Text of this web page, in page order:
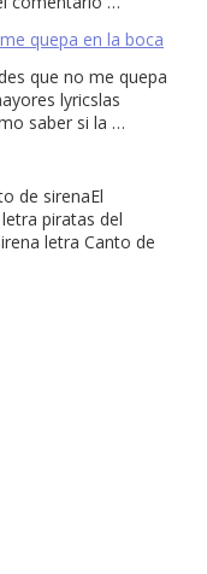
quepa en la boca
que no me quepa
lyricslas
saber si la …
de sirenaEl
piratas del
letra Canto de